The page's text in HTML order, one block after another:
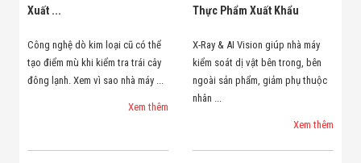
Xuất ...
Công nghệ dò kim loại cũ có thể
tạo điểm mù khi kiểm tra trái cây
đông lạnh. Xem vì sao nhà máy ...
Xem thêm
Thực Phẩm Xuất Khẩu
X-Ray & AI Vision giúp nhà máy
kiểm soát dị vật bên trong, bên
ngoài sản phẩm, giảm phụ thuộc
nhân ...
Xem thêm